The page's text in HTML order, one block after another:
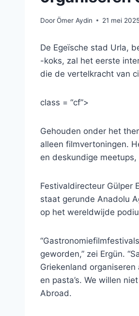
DoorÖmer Aydin 21 mei
De Egeïsche stad Urla,
-koks, zal het eerste
die de vertelkracht van
class = “cf”>
Gehouden onder het
alleen filmvertoningen.
en deskundige
Festivaldirecteur Gülper
staat gerunde Anadolu
op het wereldwijde
geworden,” zei Ergün.
Griekenland
en pasta’s. We willen
Abroad.